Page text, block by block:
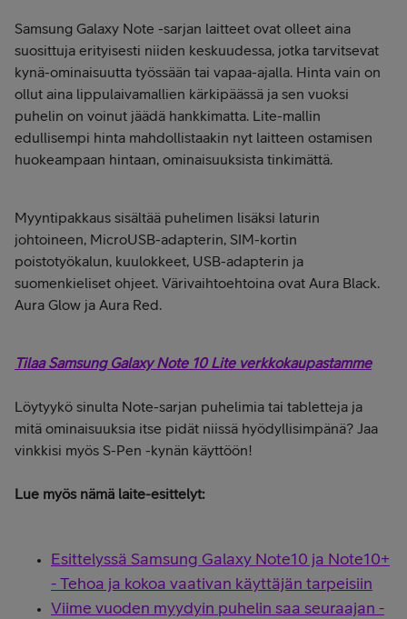
Samsung Galaxy Note -sarjan laitteet ovat olleet aina
suosittuja erityisesti niiden keskuudessa, jotka tarvitsevat
kynä-ominaisuutta työssään tai vapaa-ajalla. Hinta vain on
ollut aina lippulaivamallien kärkipäässä ja sen vuoksi
puhelin on voinut jäädä hankkimatta. Lite-mallin
edullisempi hinta mahdollistaakin nyt laitteen ostamisen
huokeampaan hintaan, ominaisuuksista tinkimättä.
Myyntipakkaus sisältää puhelimen lisäksi laturin
johtoineen, MicroUSB-adapterin, SIM-kortin
poistotyökalun, kuulokkeet, USB-adapterin ja
suomenkieliset ohjeet. Värivaihtoehtoina ovat Aura Black.
Aura Glow ja Aura Red.
Tilaa Samsung Galaxy Note 10 Lite verkkokaupastamme
Löytyykö sinulta Note-sarjan puhelimia tai tabletteja ja
mitä ominaisuuksia itse pidät niissä hyödyllisimpänä? Jaa
vinkkisi myös S-Pen -kynän käyttöön!
Lue myös nämä laite-esittelyt:
Esittelyssä Samsung Galaxy Note10 ja Note10+
- Tehoa ja kokoa vaativan käyttäjän tarpeisiin
Viime vuoden myydyin puhelin saa seuraajan -